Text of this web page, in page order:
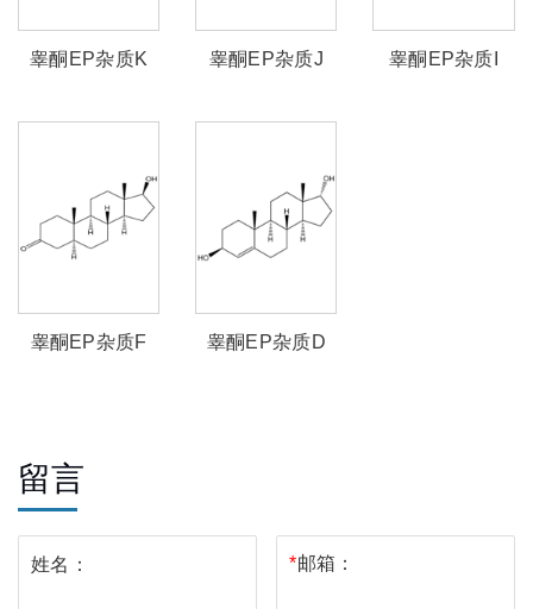
睾酮EP杂质K 睾酮EP杂质J 睾酮EP杂质I
睾酮EP杂质F 睾酮EP杂质D
留言
姓名： *邮箱：